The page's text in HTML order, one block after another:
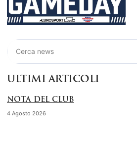
ULTIMI ARTICOLI
NOTA DEL CLUB
4 Agosto 2026